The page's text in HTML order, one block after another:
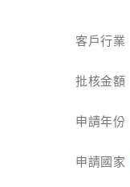
客戶行業
批核金額
申請年份
申請國家